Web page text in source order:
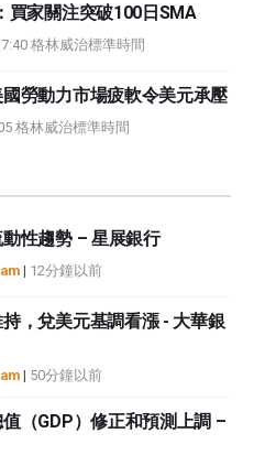
買家關注突破100日SMA
格林威治標準時間
勞動力市場疲軟令美元承壓
格林威治標準時間
性趨勢 – 星展銀行
| 12分鐘以前
，兌美元基調看漲 - 大華銀
| 50分鐘以前
（GDP）修正和預測上調 –